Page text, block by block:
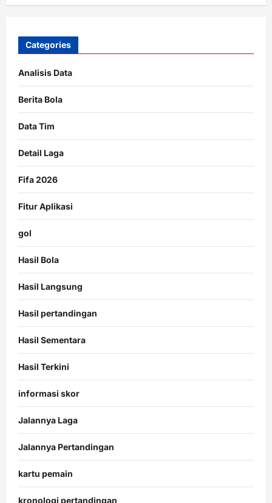
Categories
Analisis Data
Berita Bola
Data Tim
Detail Laga
Fifa 2026
Fitur Aplikasi
gol
Hasil Bola
Hasil Langsung
Hasil pertandingan
Hasil Sementara
Hasil Terkini
informasi skor
Jalannya Laga
Jalannya Pertandingan
kartu pemain
kronologi pertandingan